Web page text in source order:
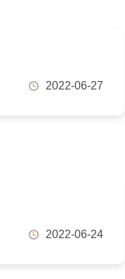
2022-06-27
2022-06-24